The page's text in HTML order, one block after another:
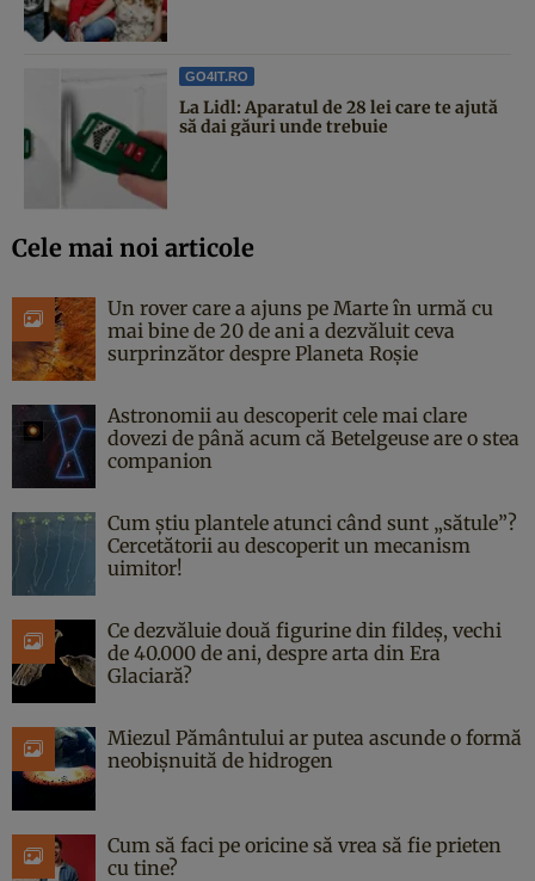
GO4IT.RO
La Lidl: Aparatul de 28 lei care te ajută
să dai găuri unde trebuie
Cele mai noi articole
Un rover care a ajuns pe Marte în urmă cu
mai bine de 20 de ani a dezvăluit ceva
surprinzător despre Planeta Roșie
Astronomii au descoperit cele mai clare
dovezi de până acum că Betelgeuse are o stea
companion
Cum știu plantele atunci când sunt „sătule”?
Cercetătorii au descoperit un mecanism
uimitor!
Ce dezvăluie două figurine din fildeș, vechi
de 40.000 de ani, despre arta din Era
Glaciară?
Miezul Pământului ar putea ascunde o formă
neobișnuită de hidrogen
Cum să faci pe oricine să vrea să fie prieten
cu tine?